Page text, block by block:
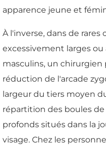
apparence jeune et
À l'inverse, dans de
excessivement larges ou
masculins, un chirurgien
réduction de l'arcade
largeur du tiers moyen
répartition des boules
profonds situés dans la
visage. Chez les